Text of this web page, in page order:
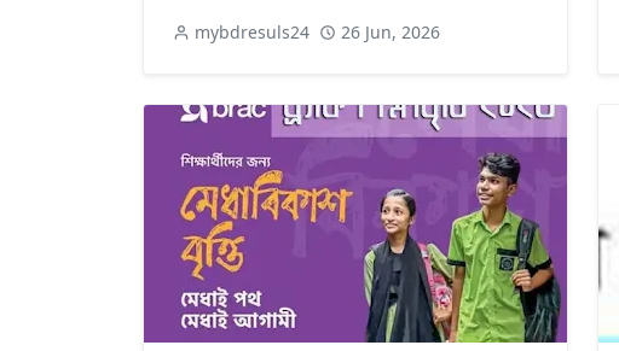
mybdresuls24 26 Jun, 2026